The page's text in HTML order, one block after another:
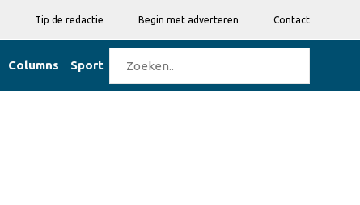
Tip de redactie Begin met adverteren Contact
Columns Sport